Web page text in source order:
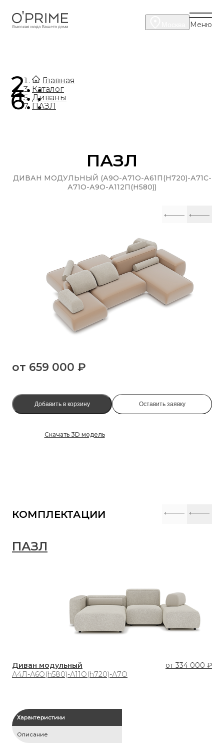
Меню
Главная
.
Каталог
.
Диваны
.
ПАЗЛ
ПАЗЛ
ДИВАН МОДУЛЬНЫЙ (А9О-А71О-А61П(H720)-А71С-
А71О-А9О-А112П(H580))
от 659 000 ₽
Добавить в корзину Оставить заявку
Скачать 3D модель
КОМПЛЕКТАЦИИ
ПАЗЛ
Диван модульный от 334 000 ₽
А4Л-А6О(h580)-А11О(h720)-А7О
Характеристики
Описание